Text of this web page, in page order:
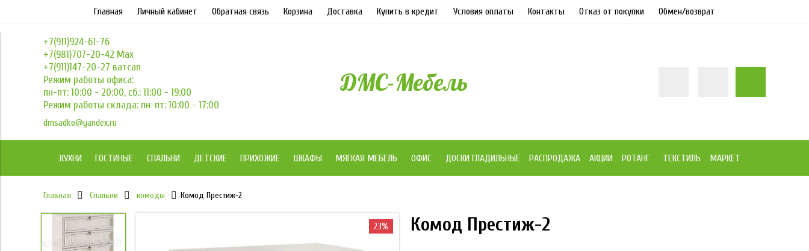
Главная Личный кабинет Обратная связь Корзина Доставка Купить в кредит Условия оплаты Контакты Отказ от покупки Обмен/возврат
+7(911)924-61-76
+7(981)707-20-42 Max
+7(911)147-20-27 ватсап
Режим работы офиса:
пн-пт: 10:00 - 20:00, сб.: 11:00 - 19:00
Режим работы склада: пн-пт: 10:00 - 17:00
dmsadko@yandex.ru
ДМС-Мебель
КУХНИ ГОСТИНЫЕ СПАЛЬНИ ДЕТСКИЕ ПРИХОЖИЕ ШКАФЫ МЯГКАЯ МЕБЕЛЬ ОФИС ДОСКИ ГЛАДИЛЬНЫЕ РАСПРОДАЖА АКЦИИ РОТАНГ ТЕКСТИЛЬ МАРКЕТ
Главная Спальни комоды Комод Престиж-2
23% Комод Престиж-2